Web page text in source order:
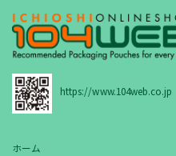
https://www.104web.co.jp
ホーム